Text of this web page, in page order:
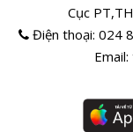
Cục
Điện thoại:024
Email: